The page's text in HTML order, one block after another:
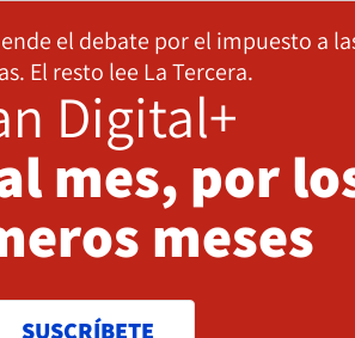
el debate por el impuesto a
El resto lee La Tercera.
Digital+
mes, por
meses
SUSCRÍBETE